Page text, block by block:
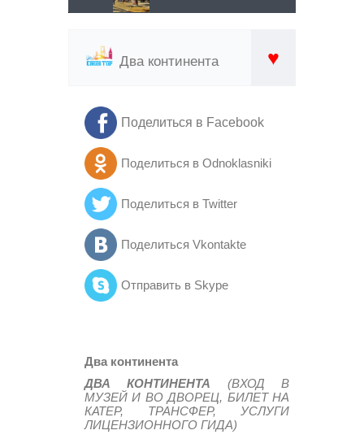
Два континента ♥
Поделиться в Facebook
Поделиться в Odnoklasniki
Поделиться в Twitter
Поделиться Vkontakte
Отправить в Skype
Два континента
ДВА КОНТИНЕНТА (ВХОД В
МУЗЕЙ И ВО ДВОРЕЦ, БИЛЕТ НА
КАТЕР, ТРАНСФЕР, УСЛУГИ
ЛИЦЕНЗИОННОГО ГИДА)